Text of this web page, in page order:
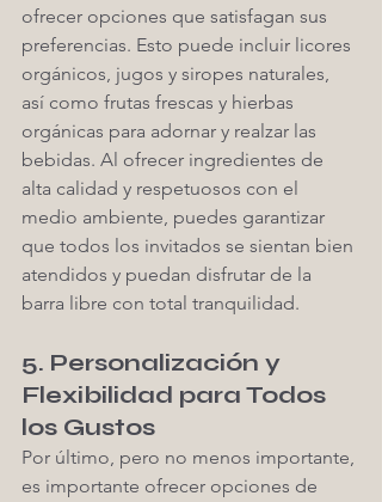
ofrecer opciones que satisfagan sus
preferencias. Esto puede incluir licores
orgánicos, jugos y siropes naturales,
así como frutas frescas y hierbas
orgánicas para adornar y realzar las
bebidas. Al ofrecer ingredientes de
alta calidad y respetuosos con el
medio ambiente, puedes garantizar
que todos los invitados se sientan bien
atendidos y puedan disfrutar de la
barra libre con total tranquilidad.
5. Personalización y
Flexibilidad para Todos
los Gustos
Por último, pero no menos importante,
es importante ofrecer opciones de